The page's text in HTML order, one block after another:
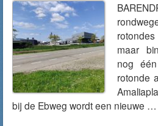
maar
nog
rotonde
bij de Ebweg wordt een nieuwe …